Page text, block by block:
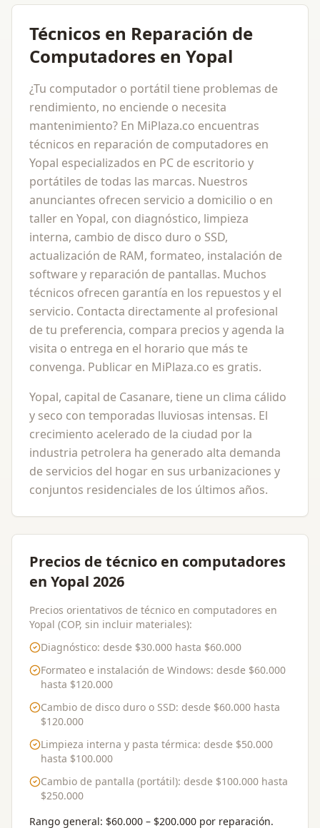
Técnicos en Reparación de
Computadores en Yopal
¿Tu computador o portátil tiene problemas de
rendimiento, no enciende o necesita
mantenimiento? En MiPlaza.co encuentras
técnicos en reparación de computadores en
Yopal especializados en PC de escritorio y
portátiles de todas las marcas. Nuestros
anunciantes ofrecen servicio a domicilio o en
taller en Yopal, con diagnóstico, limpieza
interna, cambio de disco duro o SSD,
actualización de RAM, formateo, instalación de
software y reparación de pantallas. Muchos
técnicos ofrecen garantía en los repuestos y el
servicio. Contacta directamente al profesional
de tu preferencia, compara precios y agenda la
visita o entrega en el horario que más te
convenga. Publicar en MiPlaza.co es gratis.
Yopal, capital de Casanare, tiene un clima cálido
y seco con temporadas lluviosas intensas. El
crecimiento acelerado de la ciudad por la
industria petrolera ha generado alta demanda
de servicios del hogar en sus urbanizaciones y
conjuntos residenciales de los últimos años.
Precios de técnico en computadores
en Yopal 2026
Precios orientativos de técnico en computadores en
Yopal (COP, sin incluir materiales):
Diagnóstico: desde $30.000 hasta $60.000
Formateo e instalación de Windows: desde $60.000
hasta $120.000
Cambio de disco duro o SSD: desde $60.000 hasta
$120.000
Limpieza interna y pasta térmica: desde $50.000
hasta $100.000
Cambio de pantalla (portátil): desde $100.000 hasta
$250.000
Rango general: $60.000 – $200.000 por reparación.